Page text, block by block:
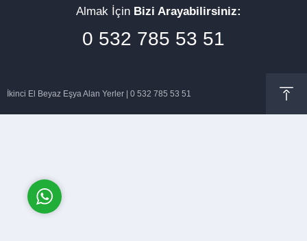
Almak İçin Bizi Arayabilirsiniz:
0 532 785 53 51
İkinci El Beyaz Eşya Alan Yerler | 0 532 785 53 51